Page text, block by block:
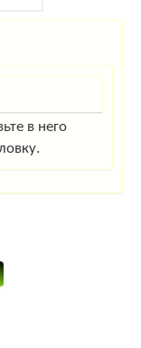
в него